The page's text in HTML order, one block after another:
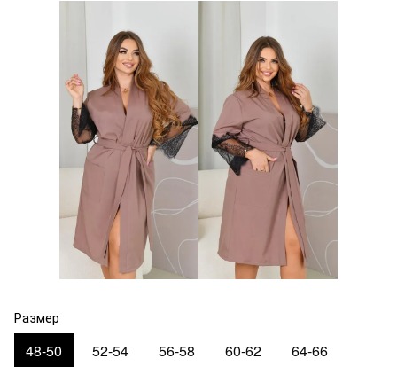
Размер
48-50 52-54 56-58 60-62 64-66